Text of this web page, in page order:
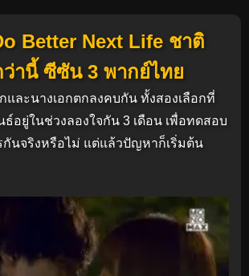
Better Next Life ชาติ
านี้ ซีซัน 3 พากย์ไทย
และนางเอกตกลงคบกัน ทั้งสองเลือกที่
อยู่ในช่วงลองใจกัน 3 เดือน เพื่อทดสอบ
กันจริงหรือไม่ แต่แล้วปัญหาก็เริ่มต้น